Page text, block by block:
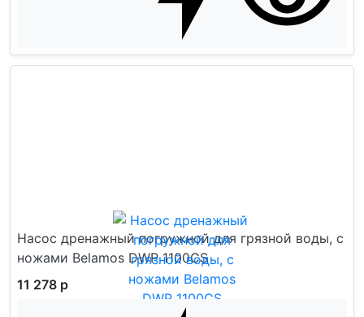
Насос дренажный погружной для грязной воды, с
ножами Belamos DWP 1100CS
11 278 р